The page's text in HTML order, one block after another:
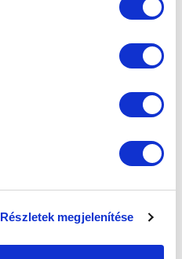
Részletek megjelenítése